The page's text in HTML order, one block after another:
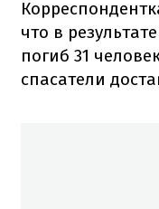
что в
погиб 31
спасатели